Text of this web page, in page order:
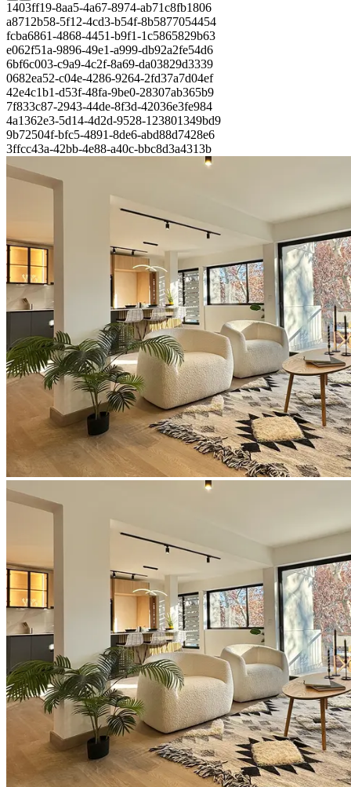
1403ff19-8aa5-4a67-8974-ab71c8fb1806
a8712b58-5f12-4cd3-b54f-8b5877054454
fcba6861-4868-4451-b9f1-1c5865829b63
e062f51a-9896-49e1-a999-db92a2fe54d6
6bf6c003-c9a9-4c2f-8a69-da03829d3339
0682ea52-c04e-4286-9264-2fd37a7d04ef
42e4c1b1-d53f-48fa-9be0-28307ab365b9
7f833c87-2943-44de-8f3d-42036e3fe984
4a1362e3-5d14-4d2d-9528-123801349bd9
9b72504f-bfc5-4891-8de6-abd88d7428e6
3ffcc43a-42bb-4e88-a40c-bbc8d3a4313b